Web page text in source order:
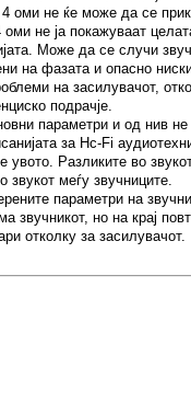
оми не ќе може да се
не ја покажуваат
Може да се случи
на фазата и опасно
на засилувачот,
подрачје.
параметри и од нив
за Hc-Fi
увото. Разликите во
меѓу звучниците.
параметри на
звучникот, но на крај
отколку за засилувачот.